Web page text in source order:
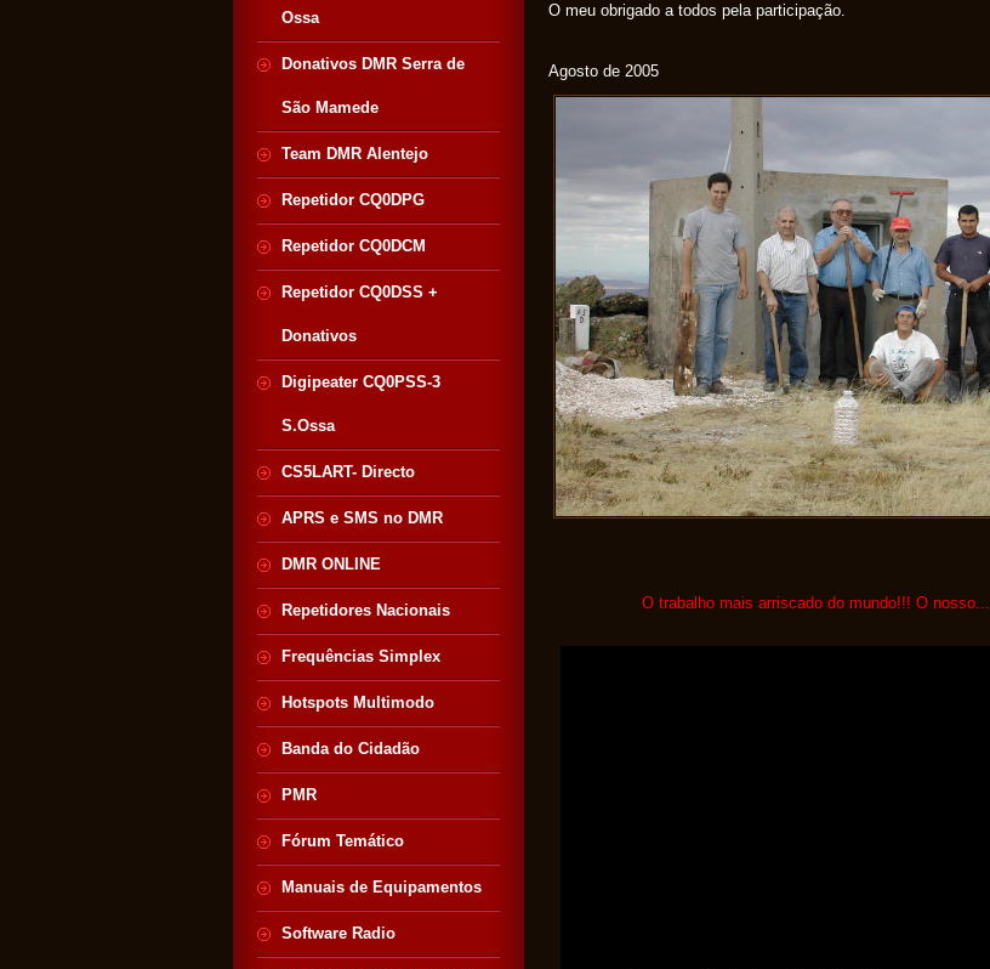
O meu obrigado a todos pela participação.
Agosto de 2005
O trabalho mais arriscado do mundo!!! O nosso...
Ossa
Donativos DMR Serra de
São Mamede
Team DMR Alentejo
Repetidor CQ0DPG
Repetidor CQ0DCM
Repetidor CQ0DSS +
Donativos
Digipeater CQ0PSS-3
S.Ossa
CS5LART- Directo
APRS e SMS no DMR
DMR ONLINE
Repetidores Nacionais
Frequências Simplex
Hotspots Multimodo
Banda do Cidadão
PMR
Fórum Temático
Manuais de Equipamentos
Software Radio